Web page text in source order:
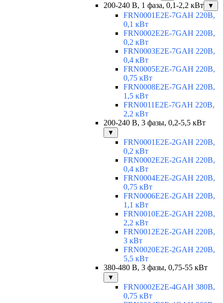
200-240 В, 1 фаза, 0,1-2,2 кВт ▼
FRN0001E2E-7GAH 220В,
0,1 кВт
FRN0002E2E-7GAH 220В,
0,2 кВт
FRN0003E2E-7GAH 220В,
0,4 кВт
FRN0005E2E-7GAH 220В,
0,75 кВт
FRN0008E2E-7GAH 220В,
1,5 кВт
FRN0011E2E-7GAH 220В,
2,2 кВт
200-240 В, 3 фазы, 0,2-5,5 кВт
▼
FRN0001E2E-2GAH 220В,
0,2 кВт
FRN0002E2E-2GAH 220В,
0,4 кВт
FRN0004E2E-2GAH 220В,
0,75 кВт
FRN0006E2E-2GAH 220В,
1,1 кВт
FRN0010E2E-2GAH 220В,
2,2 кВт
FRN0012E2E-2GAH 220В,
3 кВт
FRN0020E2E-2GAH 220В,
5,5 кВт
380-480 В, 3 фазы, 0,75-55 кВт
▼
FRN0002E2E-4GAH 380В,
0,75 кВт